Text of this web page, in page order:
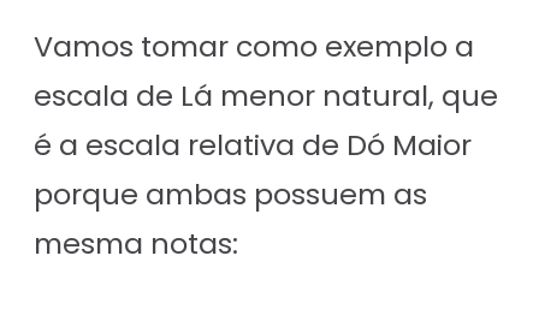
Vamos tomar como exemplo a
escala de Lá menor natural, que
é a escala relativa de Dó Maior
porque ambas possuem as
mesma notas: